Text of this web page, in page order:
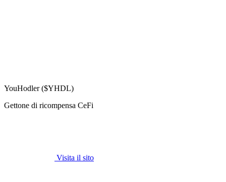
YouHodler ($YHDL)
Gettone di ricompensa CeFi
Visita il sito